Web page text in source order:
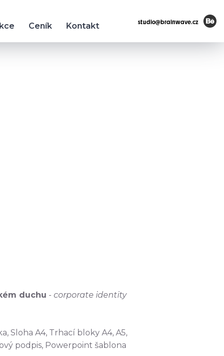
studio@brainwave.cz
Ceník Kontakt
duchu - corporate identity
Sloha A4, Trhací bloky A4, A5,
podpis, Powerpoint šablona